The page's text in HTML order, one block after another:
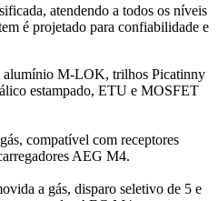
atendendo a todos os níveis
é projetado para confiabilidade e
alumínio M-LOK, trilhos Picatinny
estampado, ETU e MOSFET
compatível com receptores
AEG M4.
a gás, disparo seletivo de 5 e